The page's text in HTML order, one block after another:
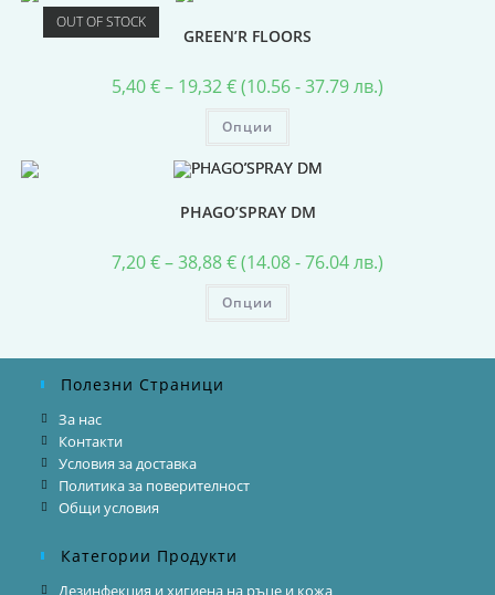
OUT OF STOCK
GREEN’R FLOORS
5,40€– 19,32€(10.56 - 37.79 лв.)
Опции
PHAGO’SPRAY DM
7,20€–38,88€(14.08 - 76.04 лв.)
Опции
Полезни Страници
За нас
Контакти
Условия за доставка
Политика за поверителност
Общи условия
Категории Продукти
Дезинфекция и хигиена на ръце и кожа